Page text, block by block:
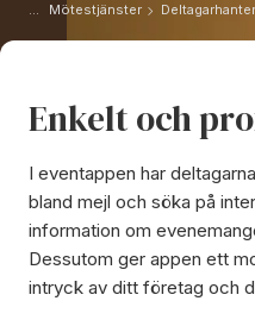
Mötestjänster
Enkelt och
I eventappen har
bland mejl och söka på
information om
Dessutom ger appen ett
intryck av ditt företag och